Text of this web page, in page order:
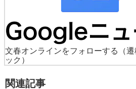
文春オンラインをフォローする
（
ック）
関連記事